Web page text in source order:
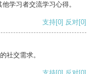
学习者交流学习心得。
支持[0] 反对[0]
社交需求。